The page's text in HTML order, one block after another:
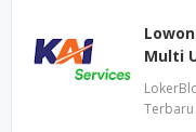
Multi
Terbaru